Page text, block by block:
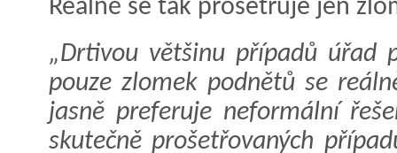
Reálně se tak prošetřuje jen
„Drtivou většinu případů úřad
pouze zlomek podnětů se
jasně preferuje neformální
skutečně prošetřovaných